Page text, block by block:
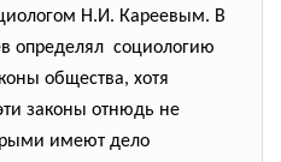
Н.И. Кареевым. В
определял социологию
общества, хотя
законы отнюдь не
имеют дело